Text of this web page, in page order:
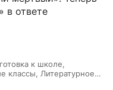
в ответе
к школе,
Литературное